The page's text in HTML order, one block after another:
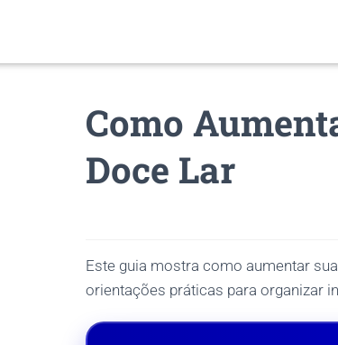
Como
Doce Lar
Este guia mostra como aumentar
orientações práticas para organizar